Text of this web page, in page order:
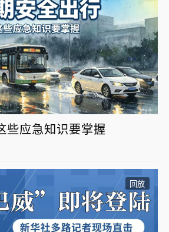
些应急知识要掌握
回放